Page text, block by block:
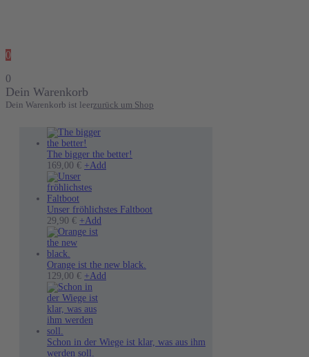
0
0
Dein Warenkorb
Dein Warenkorb ist leerzurück um Shop
The bigger the better!
169,00 € +Add
Unser fröhlichstes Faltboot
29,90 € +Add
Varianten
auf.
Produktseite
Orange ist the new black.
129,00 € +Add
Die
Schon in der Wiege ist klar, was aus ihm
werden soll.